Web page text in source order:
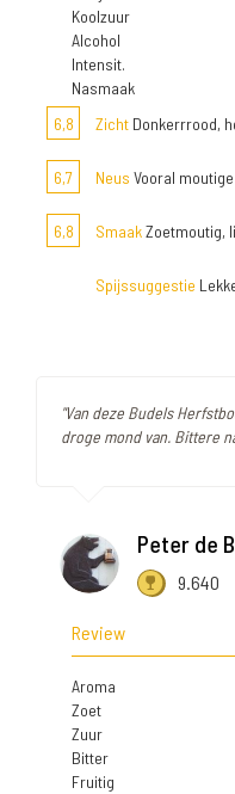
Koolzuur
Alcohol
Intensit.
Nasmaak
6,8
Zicht Donkerrrood,
6,7 Neus Vooral
6,8 SmaakZoetmoutig,
Spijssuggestie
"Van deze Budels
droge mond van. Bittere
Peter de
9.640
Review
Aroma
Zoet
Zuur
Bitter
Fruitig